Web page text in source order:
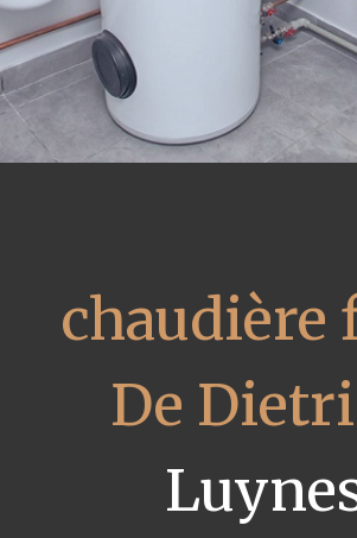
chaudière
De